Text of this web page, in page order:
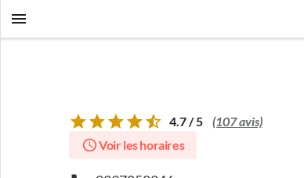
4.7 / 5 (107 avis)
Voir les horaires